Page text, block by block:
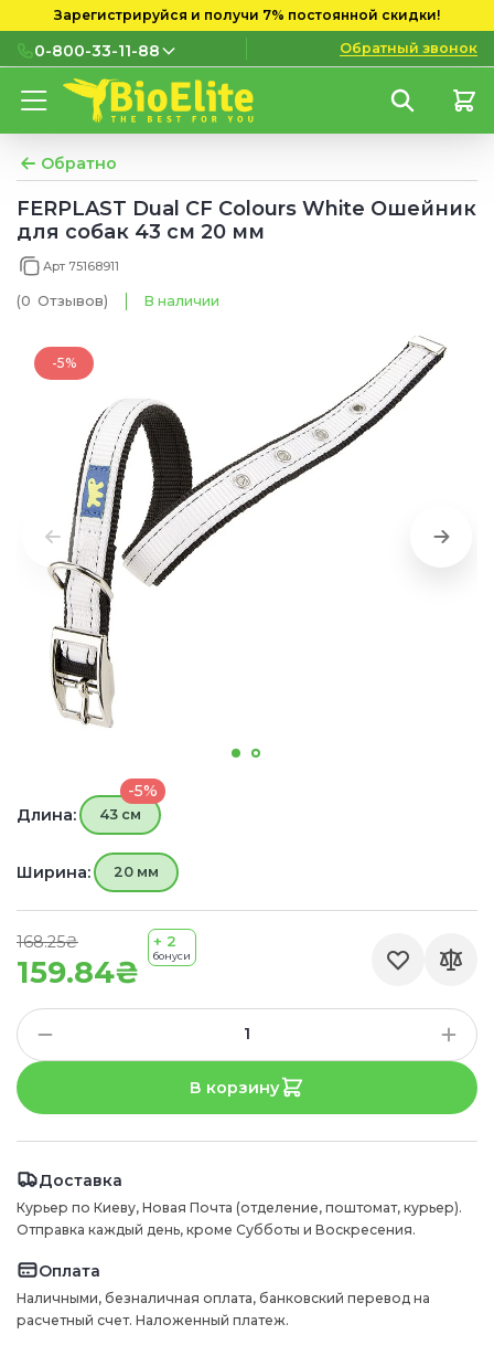
Зарегистрируйся и получи 7% постоянной скидки!
0-800-33-11-88
0-800-33-11-88
мобильных номеров
(097) 133 11 88
(095) 133 11 88
Обратный звонок
Обратно
FERPLAST Dual CF Colours White Ошейник
для собак 43 см 20 мм
Арт 75168911
(0 Отзывов) В наличии
-5%
159.84₴
168.25₴ + 2
бонуси
Длина:
-5%
43 см
Ширина: 20 мм
В корзину
Доставка
Курьер по Киеву, Новая Почта (отделение, поштомат, курьер).
Отправка каждый день, кроме Субботы и Воскресения.
Оплата
Наличными, безналичная оплата, банковский перевод на
расчетный счет. Наложенный платеж.